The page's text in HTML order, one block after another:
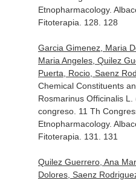
Etnopharmacology.
Fitoterapia. 128. 128
Garcia Gimenez, Maria
Maria Angeles, Quilez
Puerta, Rocio, Saenz
Chemical Constituents
Rosmarinus Officinalis
congreso. 11 Th
Etnopharmacology.
Fitoterapia. 131. 131
Quilez Guerrero, Ana
Dolores, Saenz